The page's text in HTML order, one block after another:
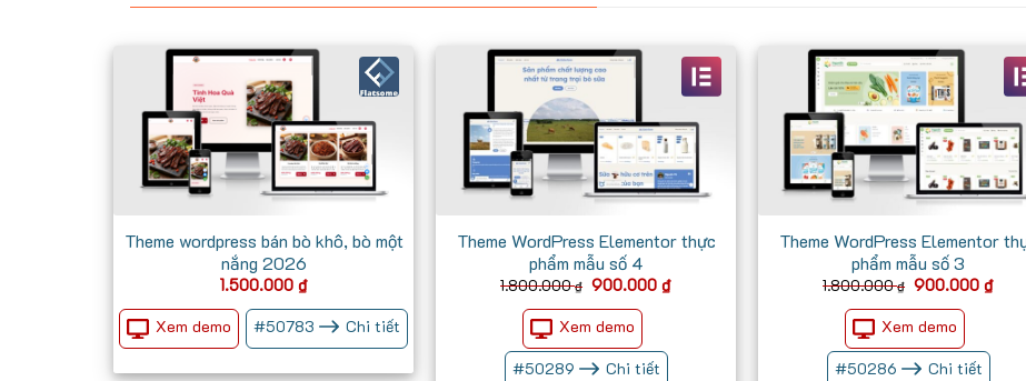
Theme wordpress bán bò khô, bò một
nắng 2026
1.500.000 ₫
Xem demo
#50783 Chi tiết
Theme WordPress Elementor thực
phẩm mẫu số 4
1.800.000₫ Giá
là:
1.800.000 ₫.
900.000 ₫Giá
hiện
Xem demo
#50289 Chi tiết
Theme WordPress Elementor
phẩm mẫu số 3
1.800.000₫ Giá
là:
1.800.000 ₫.
900.000 ₫Giá
hiện
Xem demo
#50286 Chi tiết